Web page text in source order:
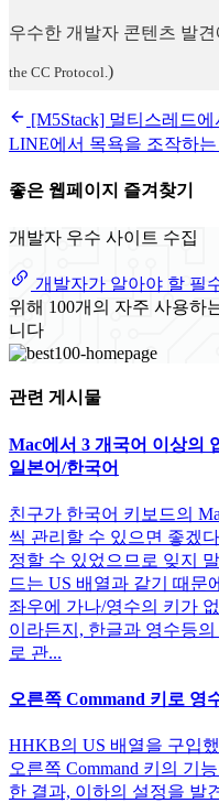
우수한 개발자 콘텐츠 발견
the CC Protocol.)
[M5Stack] 멀티스레드
LINE에서 목욕을 조작하
좋은 웹페이지 즐겨찾기
개발자 우수 사이트 수집
개발자가 알아야 할 필
위해 100개의 자주 사용하
니다
관련 게시물
Mac에서 3 개국어 이상의
일본어/한국어
친구가 한국어 키보드의
씩 관리할 수 있으면 좋겠
정할 수 있었으므로 잊지
드는 US 배열과 같기 때문
좌우에 가나/영수의 키가
이라든지, 한글과 영수등의
로 관...
오른쪽 Command 키로 영
HHKB의 US 배열을 구입했
오른쪽 Command 키의 기
한 결과, 이하의 설정을 발